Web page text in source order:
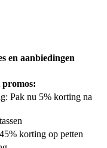
en aanbiedingen
Pak nu 5% korting na
korting op petten